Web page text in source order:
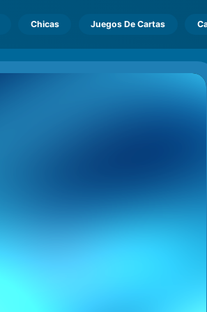
Chicas Juegos De Cartas